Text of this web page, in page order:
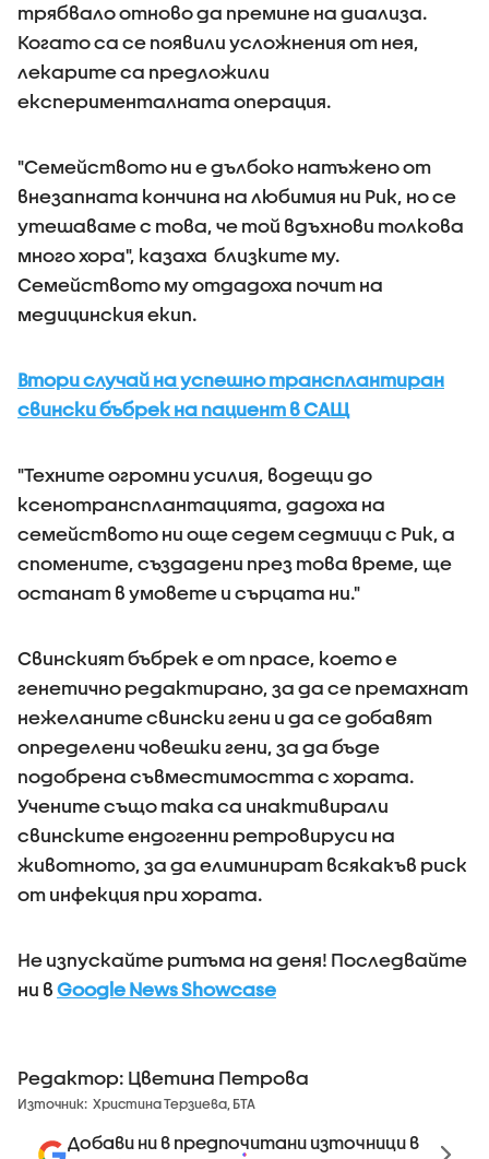
трябвало отново да премине на диализа.
Когато са се появили усложнения от нея,
лекарите са предложили
експерименталната операция.
"Семейството ни е дълбоко натъжено от
внезапната кончина на любимия ни Рик, но се
утешаваме с това, че той вдъхнови толкова
много хора", казаха близките му.
Семейството му отдадоха почит на
медицинския екип.
Втори случай на успешно трансплантиран
свински бъбрек на пациент в САЩ
"Техните огромни усилия, водещи до
ксенотрансплантацията, дадоха на
семейството ни още седем седмици с Рик, а
спомените, създадени през това време, ще
останат в умовете и сърцата ни."
Свинският бъбрек е от прасе, което е
генетично редактирано, за да се премахнат
нежеланите свински гени и да се добавят
определени човешки гени, за да бъде
подобрена съвместимостта с хората.
Учените също така са инактивирали
свинските ендогенни ретровируси на
животното, за да елиминират всякакъв риск
от инфекция при хората.
Не изпускайте ритъма на деня! Последвайте
ни в Google News Showcase
Редактор: Цветина Петрова
Източник: Христина Терзиева, БТА
Добави ни в предпочитани източници в